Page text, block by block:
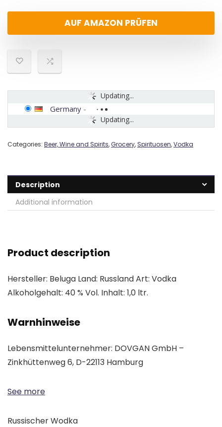
AUF AMAZON PRÜFEN
Updating...
Updating...
Germany -
Categories: Beer, Wine and Spirits,Grocery, Spirituosen,Vodka
Description
Additional information
Product description
Hersteller: Beluga Land: Russland Art: Vodka
Alkoholgehalt: 40 % Vol. Inhalt: 1,0 ltr.
Warnhinweise
Lebensmittelunternehmer: DOVGAN GmbH –
Zinkhüttenweg 6, D-22113 Hamburg
See more
Russischer Wodka